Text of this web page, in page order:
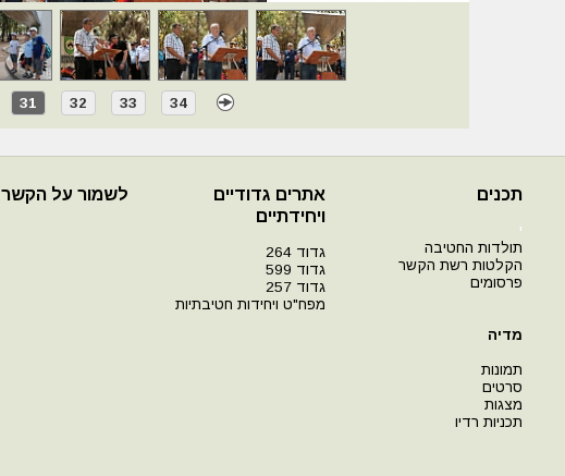
31 32 33 34
תכנים
י
תולדות החטיבה
הקלטות רשת הקשר
פרסומים
מדיה
תמונות
סרטים
מצגות
תכניות רדיו
אתרים גדודיים
ויחידתיים
גדוד 264
גדוד 599
גדוד 257
מפח"ט ויחידות חטיבתיות
לשמור על הקשר